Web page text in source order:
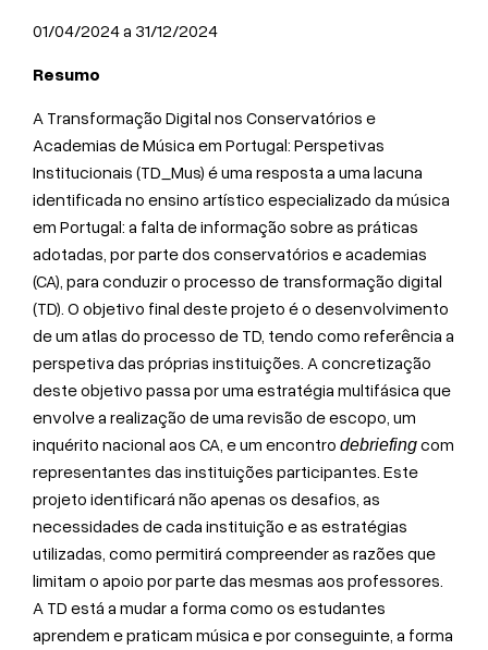
01/04/2024 a 31/12/2024
Resumo
A Transformação Digital nos Conservatórios e
Academias de Música em Portugal: Perspetivas
Institucionais (TD_Mus) é uma resposta a uma lacuna
identificada no ensino artístico especializado da música
em Portugal: a falta de informação sobre as práticas
adotadas, por parte dos conservatórios e academias
(CA), para conduzir o processo de transformação digital
(TD). O objetivo final deste projeto é o desenvolvimento
de um atlas do processo de TD, tendo como referência a
perspetiva das próprias instituições. A concretização
deste objetivo passa por uma estratégia multifásica que
envolve a realização de uma revisão de escopo, um
inquérito nacional aos CA, e um encontro debriefingcom
representantes das instituições participantes. Este
projeto identificará não apenas os desafios, as
necessidades de cada instituição e as estratégias
utilizadas, como permitirá compreender as razões que
limitam o apoio por parte das mesmas aos professores.
A TD está a mudar a forma como os estudantes
aprendem e praticam música e por conseguinte, a forma